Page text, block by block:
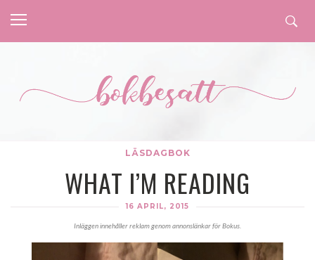
LÄSDAGBOK
WHAT I’M READING
16 APRIL, 2015
Inläggen innehåller reklam genom annonslänkar för Bokus.